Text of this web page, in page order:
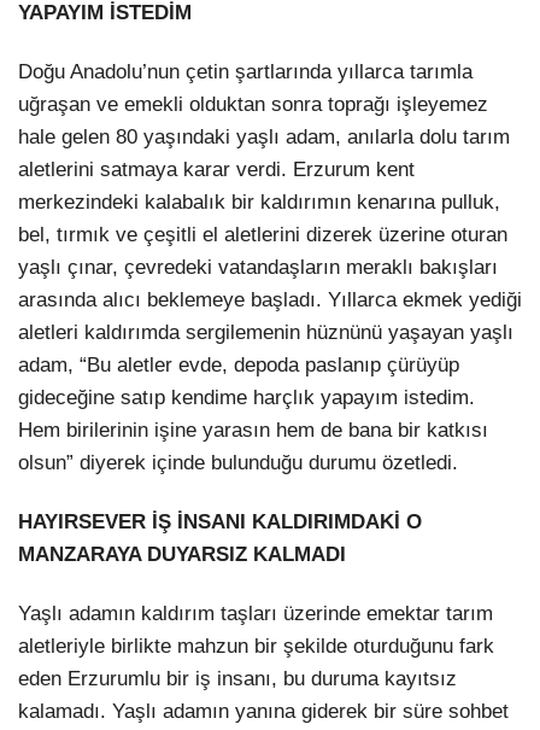
YAPAYIM İSTEDİM
Doğu Anadolu’nun çetin şartlarında yıllarca tarımla
uğraşan ve emekli olduktan sonra toprağı işleyemez
hale gelen 80 yaşındaki yaşlı adam, anılarla dolu tarım
aletlerini satmaya karar verdi. Erzurum kent
merkezindeki kalabalık bir kaldırımın kenarına pulluk,
bel, tırmık ve çeşitli el aletlerini dizerek üzerine oturan
yaşlı çınar, çevredeki vatandaşların meraklı bakışları
arasında alıcı beklemeye başladı. Yıllarca ekmek yediği
aletleri kaldırımda sergilemenin hüznünü yaşayan yaşlı
adam, “Bu aletler evde, depoda paslanıp çürüyüp
gideceğine satıp kendime harçlık yapayım istedim.
Hem birilerinin işine yarasın hem de bana bir katkısı
olsun” diyerek içinde bulunduğu durumu özetledi.
HAYIRSEVER İŞ İNSANI KALDIRIMDAKİ O
MANZARAYA DUYARSIZ KALMADI
Yaşlı adamın kaldırım taşları üzerinde emektar tarım
aletleriyle birlikte mahzun bir şekilde oturduğunu fark
eden Erzurumlu bir iş insanı, bu duruma kayıtsız
kalamadı. Yaşlı adamın yanına giderek bir süre sohbet